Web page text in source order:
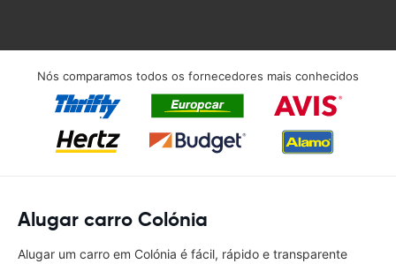
Nós comparamos todos os fornecedores mais conhecidos
Alugar carro Colónia
Alugar um carro em Colónia é fácil, rápido e transparente